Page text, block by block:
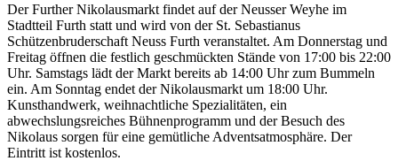
Der Further Nikolausmarkt findet auf der Neusser Weyhe im
Stadtteil Furth statt und wird von der St. Sebastianus
Schützenbruderschaft Neuss Furth veranstaltet. Am Donnerstag und
Freitag öffnen die festlich geschmückten Stände von 17:00 bis 22:00
Uhr. Samstags lädt der Markt bereits ab 14:00 Uhr zum Bummeln
ein. Am Sonntag endet der Nikolausmarkt um 18:00 Uhr.
Kunsthandwerk, weihnachtliche Spezialitäten, ein
abwechslungsreiches Bühnenprogramm und der Besuch des
Nikolaus sorgen für eine gemütliche Adventsatmosphäre. Der
Eintritt ist kostenlos.